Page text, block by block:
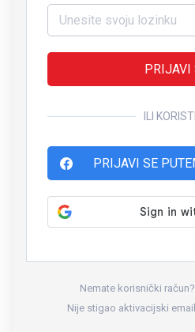
PRIJAVI
ILI
PRIJAVI SE
Nemate korisnički račun?
Nije stigao aktivacijski